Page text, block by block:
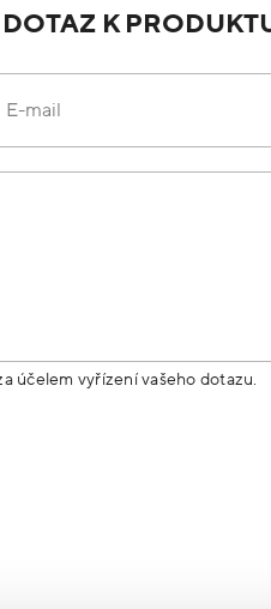
K
E-mail
účelem vyřízení vašeho dotazu.